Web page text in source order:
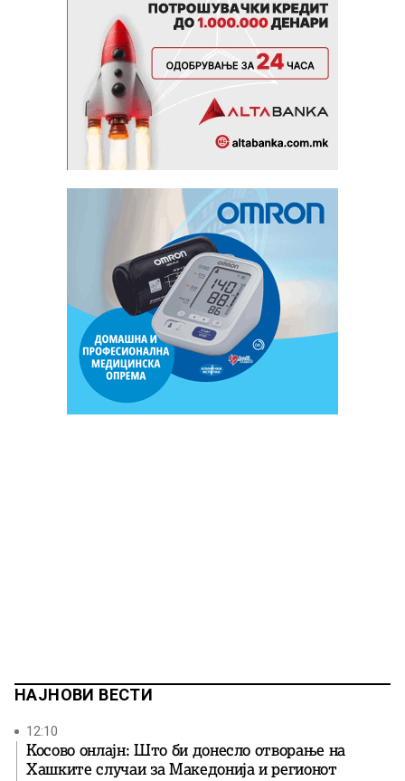
НАЈНОВИ ВЕСТИ
12:10
Косово онлајн: Што би донесло отворање на
Хашките случаи за Македонија и регионот